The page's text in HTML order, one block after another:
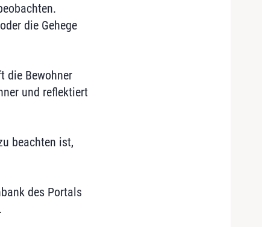
die Gehege
die Bewohner
und reflektiert
beachten ist,
des Portals